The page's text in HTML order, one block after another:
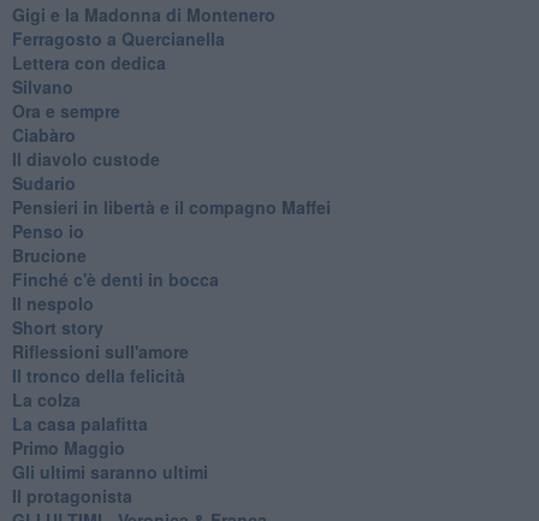
Gigi e la Madonna di Montenero
Ferragosto a Quercianella
Lettera con dedica
Silvano
Ora e sempre
Ciabàro
Il diavolo custode
Sudario
Pensieri in libertà e il compagno Maffei
Penso io
Brucione
Finché c'è denti in bocca
Il nespolo
Short story
Riflessioni sull'amore
Il tronco della felicità
La colza
La casa palafitta
Primo Maggio
Gli ultimi saranno ultimi
Il protagonista